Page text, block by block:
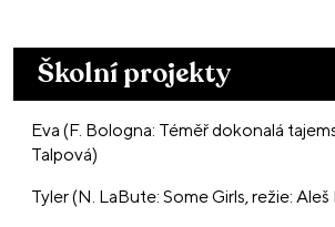
Školní projekty
Eva (F. Bologna: Téměř dokonalá
Talpová)
Tyler (N. LaBute: Some Girls, režie: